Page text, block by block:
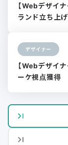
【Webデザイ
ランド立ち上
デザイナー
【Webデザイ
ーケ視点獲得